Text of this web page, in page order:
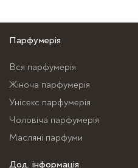
товар
має
варіантів.
Параметри
можна
вибрати
товару
Парфумерія
Вся парфумерія
Жіноча парфумерія
Унісекс парфумерія
Чоловіча парфумерія
Масляні парфуми
Дод. інформація